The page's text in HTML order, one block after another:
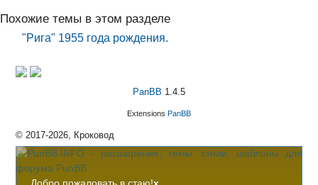
Похожие темы в этом разделе
"Рига" 1955 года рождения.
PanBB 1.4.5
Extensions PanBB
© 2017-2026, Кроковод
Добро пожаловать в стаю!x